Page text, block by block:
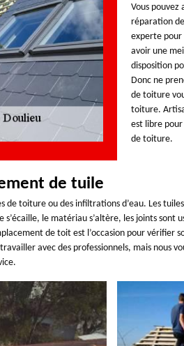
Vous
réparation
experte pour
avoir une
disposition
Donc ne
de toiture
toiture.
est libre
de toiture.
de tuile
de toiture ou des infiltrations d’eau. Les
le matériau s’altère, les joints sont
de toit est l’occasion pour vérifier
avec des professionnels, mais nous